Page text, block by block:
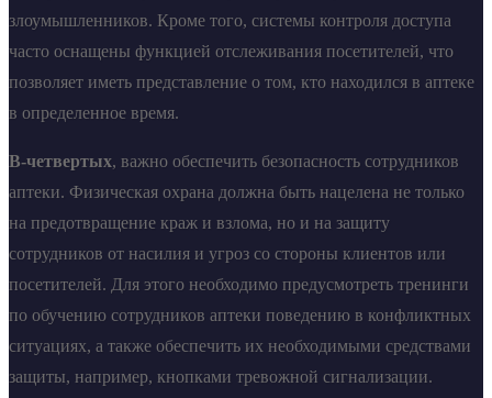
злоумышленников. Кроме того, системы контроля доступа
часто оснащены функцией отслеживания посетителей, что
позволяет иметь представление о том, кто находился в аптеке
в определенное время.
В-четвертых, важно обеспечить безопасность сотрудников
аптеки. Физическая охрана должна быть нацелена не только
на предотвращение краж и взлома, но и на защиту
сотрудников от насилия и угроз со стороны клиентов или
посетителей. Для этого необходимо предусмотреть тренинги
по обучению сотрудников аптеки поведению в конфликтных
ситуациях, а также обеспечить их необходимыми средствами
защиты, например, кнопками тревожной сигнализации.